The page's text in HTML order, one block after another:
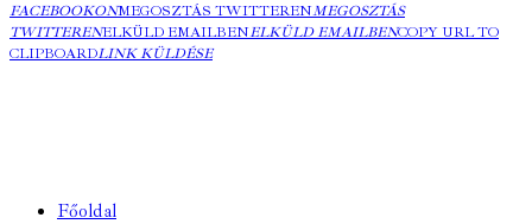
FACEBOOKONMEGOSZTÁS TWITTERENMEGOSZTÁS
TWITTERENELKÜLD EMAILBENELKÜLD EMAILBENCOPY URL TO
CLIPBOARDLINK KÜLDÉSE
Főoldal